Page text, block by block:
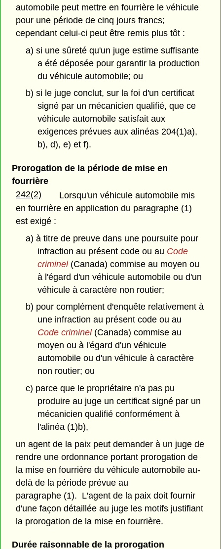
automobile peut mettre en fourrière le véhicule
pour une période de cinq jours francs;
cependant celui-ci peut être remis plus tôt :
a) si une sûreté qu'un juge estime suffisante
a été déposée pour garantir la production
du véhicule automobile; ou
b) si le juge conclut, sur la foi d'un certificat
signé par un mécanicien qualifié, que ce
véhicule automobile satisfait aux
exigences prévues aux alinéas 204(1)a),
b), d), e) et f).
Prorogation de la période de mise en
fourrière
242(2)
Lorsqu'un véhicule automobile mis
en fourrière en application du paragraphe (1)
est exigé :
a) à titre de preuve dans une poursuite pour
infraction au présent code ou au Code
criminel(Canada) commise au moyen ou
à l'égard d'un véhicule automobile ou d'un
véhicule à caractère non routier;
b) pour complément d'enquête relativement à
une infraction au présent code ou au
Code criminel(Canada) commise au
moyen ou à l'égard d'un véhicule
automobile ou d'un véhicule à caractère
non routier; ou
c) parce que le propriétaire n'a pas pu
produire au juge un certificat signé par un
mécanicien qualifié conformément à
l'alinéa (1)b),
un agent de la paix peut demander à un juge de
rendre une ordonnance portant prorogation de
la mise en fourrière du véhicule automobile au-
delà de la période prévue au
paragraphe (1). L'agent de la paix doit fournir
d'une façon détaillée au juge les motifs justifiant
la prorogation de la mise en fourrière.
Durée raisonnable de la prorogation